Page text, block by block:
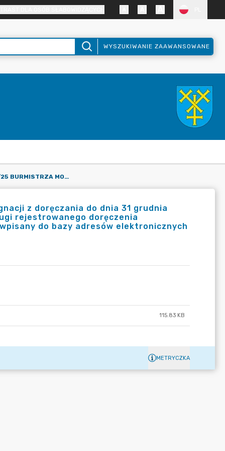
WYSZUKIWANIE ZAAWANSOWANE
ZARZĄDZENIE NR 1/25 BURMISTRZA MOGILNA W SPRAWIE REZYGNACJI Z DORĘCZANIA DO DNIA 31 GRUDNIA 2025 R. KORESPONDENCJI Z WYKORZYSTANIEM PUBLICZNEJ USŁUGI REJESTROWANEGO DORĘCZENIA ELEKTRONICZNEGO NA ADRES DO DORĘCZEŃ ELEKTRONICZNYCH WPISANY DO BAZY ADRESÓW ELEKTRONICZNYCH W URZĘDZIE MIEJSKIM W MOGILNIE
z doręczania do dnia 31 grudnia
rejestrowanego doręczenia
do bazy adresów elektronicznych
115.83 KB
METRYCZKA